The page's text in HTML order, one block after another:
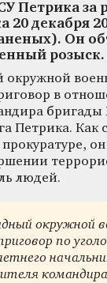
Петрика за
20 декабря
Он
розыск.
окружной
в
Петрика. Как
людей.
окружной
по